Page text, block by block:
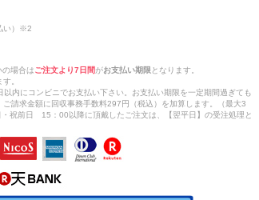
い）※2
場合はご注文より7日間がお支払い期限 となります。
。
内にコンビニでお支払い下さい。お支払い期限を一定期間過ぎても
ご請求金額に回収事務手数料297円（税込）を加算します。（最大3
祝前日 15：00以降に頂戴したご注文は、【翌平日】の受注処理と